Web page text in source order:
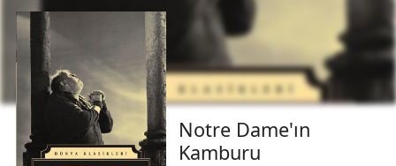
Notre Dame'ın
Kamburu